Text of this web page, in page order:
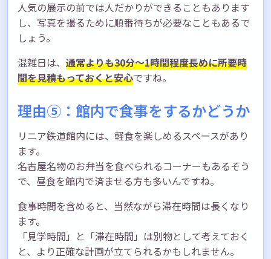
人気の展示の前では人だかりができることもあります
し、写真を撮るために順番待ちが必要なこともあるで
しょう。
混雑日は、 通常よりも30分〜1時間程度長めに所要時
間を見積もっておくと安心ですね。
理由⑤：館内で食事をするかどうか
リニア鉄道館内には、軽食を楽しめるスペースがあり
ます。
名古屋名物のお弁当を食べられるコーナーもあるそう
で、昼食を館内で済ませる方も多いんですね。
食事時間を含めると、当然ながら滞在時間は長くなり
ます。
「見学時間」と「滞在時間」は別物として考えておく
と、より正確な計画が立てられるかもしれません。